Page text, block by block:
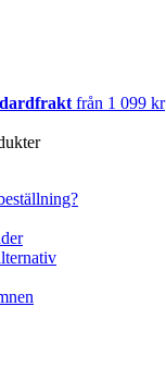
från 1 099 kr